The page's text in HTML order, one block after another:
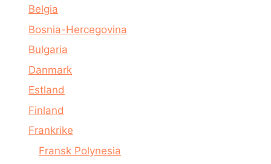
Belgia
Bosnia-Hercegovina
Bulgaria
Danmark
Estland
Finland
Frankrike
Fransk Polynesia